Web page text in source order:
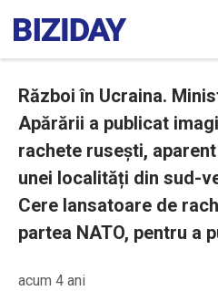
Război în Ucraina.
Apărării a publicat
rachete rusești,
unei localități din sud-
Cere lansatoare de
partea NATO, pentru a
acum 4 ani